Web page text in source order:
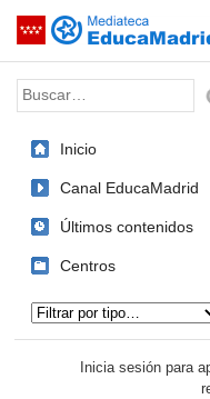
Saltar navegación
Palabra o frase:
Inicio
Canal EducaMadrid
Últimos contenidos
Centros
Inicia sesión para